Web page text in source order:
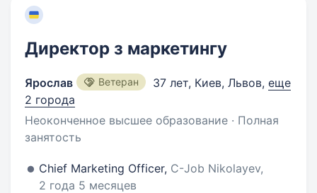
Директор з маркетингу
Ярослав Ветеран 37 лет, Киев, Львов, еще
2 города
Неоконченное высшее образование · Полная
занятость
Chief Marketing Officer, C-Job Nikolayev,
2 года 5 месяцев